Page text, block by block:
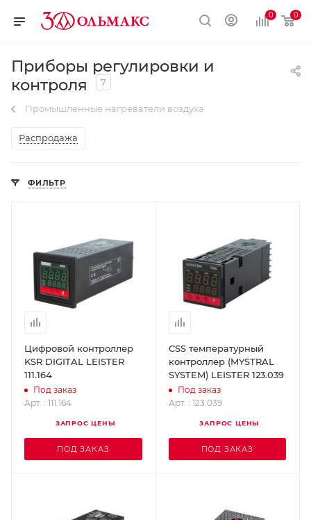
0 0
Приборы регулировки и
контроля
7
Промышленные нагреватели воздуха
Распродажа
ФИЛЬТР
Цифровой контроллер
KSR DIGITAL LEISTER
111.164
Под заказ
Арт. : 111.164
ЗАПРОС ЦЕНЫ
ПОД ЗАКАЗ
CSS температурный
контроллер (MYSTRAL
SYSTEM) LEISTER 123.039
Под заказ
Арт. : 123.039
ЗАПРОС ЦЕНЫ
ПОД ЗАКАЗ